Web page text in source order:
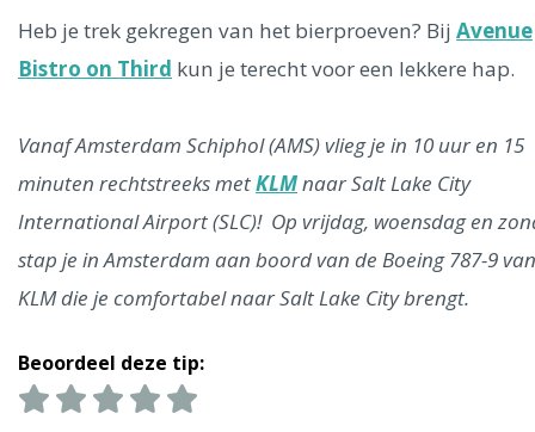
Heb je trek gekregen van het bierproeven? Bij Avenue
Bistro on Third kun je terecht voor een lekkere hap.
Vanaf Amsterdam Schiphol (AMS) vlieg je in 10 uur en 15
minuten rechtstreeks metKLMnaar Salt Lake City
International Airport (SLC)! Op vrijdag, woensdag en
stap je in Amsterdam aan boord van de Boeing 787-9 van
KLM die je comfortabel naar Salt Lake City brengt.
Beoordeel deze tip: